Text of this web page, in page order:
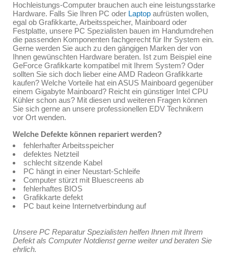
Hochleistungs-Computer brauchen auch eine leistungsstarke
Hardware. Falls Sie Ihren PC oder Laptop aufrüsten wollen,
egal ob Grafikkarte, Arbeitsspeicher, Mainboard oder
Festplatte, unsere PC Spezialisten bauen im Handumdrehen
die passenden Komponenten fachgerecht für Ihr System ein.
Gerne werden Sie auch zu den gängigen Marken der von
Ihnen gewünschten Hardware beraten. Ist zum Beispiel eine
GeForce Grafikkarte kompatibel mit Ihrem System? Oder
sollten Sie sich doch lieber eine AMD Radeon Grafikkarte
kaufen? Welche Vorteile hat ein ASUS Mainboard gegenüber
einem Gigabyte Mainboard? Reicht ein günstiger Intel CPU
Kühler schon aus? Mit diesen und weiteren Fragen können
Sie sich gerne an unsere professionellen EDV Technikern
vor Ort wenden.
Welche Defekte können repariert werden?
fehlerhafter Arbeitsspeicher
defektes Netzteil
schlecht sitzende Kabel
PC hängt in einer Neustart-Schleife
Computer stürzt mit Bluescreens ab
fehlerhaftes BIOS
Grafikkarte defekt
PC baut keine Internetverbindung auf
Unsere PC Reparatur Spezialisten helfen Ihnen mit Ihrem
Defekt als Computer Notdienst gerne weiter und beraten Sie
ehrlich.